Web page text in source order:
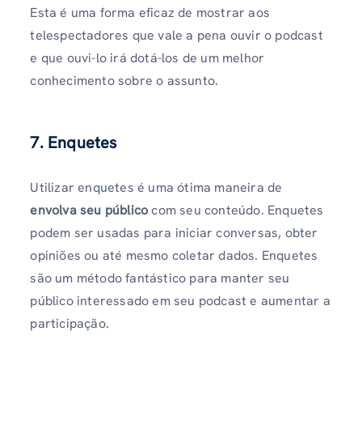
Esta é uma forma eficaz de mostrar aos
telespectadores que vale a pena ouvir o podcast
e que ouvi-lo irá dotá-los de um melhor
conhecimento sobre o assunto.
7. Enquetes
Utilizar enquetes é uma ótima maneira de
envolva seu públicocom seu conteúdo. Enquetes
podem ser usadas para iniciar conversas, obter
opiniões ou até mesmo coletar dados. Enquetes
são um método fantástico para manter seu
público interessado em seu podcast e aumentar a
participação.